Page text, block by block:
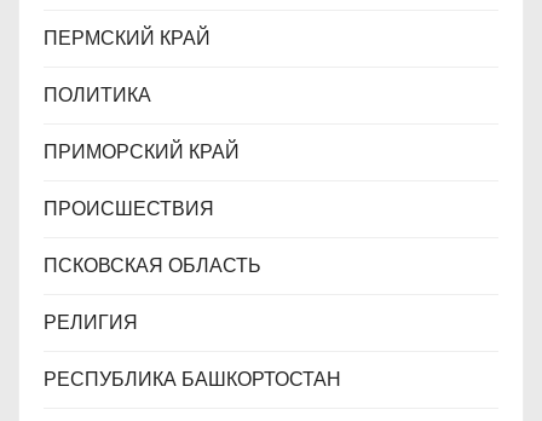
ПЕРМСКИЙ КРАЙ
ПОЛИТИКА
ПРИМОРСКИЙ КРАЙ
ПРОИСШЕСТВИЯ
ПСКОВСКАЯ ОБЛАСТЬ
РЕЛИГИЯ
РЕСПУБЛИКА БАШКОРТОСТАН